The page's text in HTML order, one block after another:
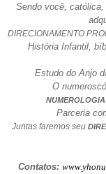
Sendo você,
DIRECIONAMENTO
História Infantil,
Estudo do Anjo
O
Parceria
Juntas faremos seu
Contatos: